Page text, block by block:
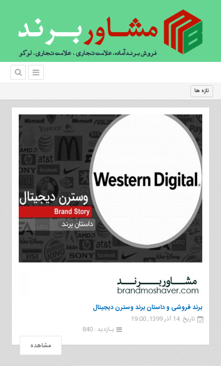
تازه ها
برند فروشی و داستان برند وسترن دیجیتال
تاریخ :14 آذر 1399, 19:00
بـازدید : 840
مشاهده